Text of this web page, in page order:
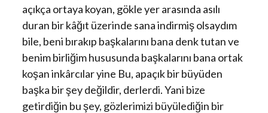
açıkça ortaya koyan, gökle yer arasında asılı
duran bir kâğıt üzerinde sana indirmiş olsaydım
bile, beni bırakıp başkalarını bana denk tutan ve
benim birliğim hususunda başkalarını bana ortak
koşan inkârcılar yine Bu, apaçık bir büyüden
başka bir şey değildir, derlerdi. Yani bize
getirdiğin bu şey, gözlerimizi büyülediğin bir